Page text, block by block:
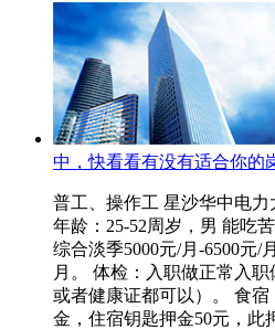
中，快看看有没有适合你的
普工、操作工 星沙华中电
年龄：25-52周岁，男 能吃
综合淡季5000元/月-6500元/
月。 体检：入职做正常入
或者健康证都可以）。 食
金，住宿钥匙押金50元，此